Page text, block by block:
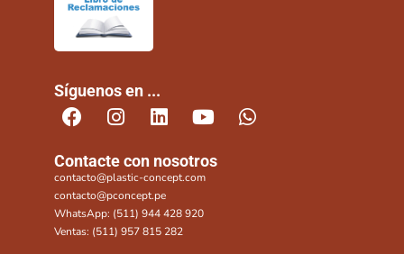
Síguenos en ...
Contacte con nosotros
contacto@plastic-concept.com
contacto@pconcept.pe
WhatsApp: (511) 944 428 920
Ventas: (511) 957 815 282